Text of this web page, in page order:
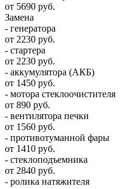
от 5690 руб.
Замена
- генератора
от 2230 руб.
- стартера
от 2230 руб.
- аккумулятора (АКБ)
от 1450 руб.
- мотора стеклоочистителя
от 890 руб.
- вентилятора печки
от 1560 руб.
- противотуманной фары
от 1410 руб.
- стеклоподъемника
от 2840 руб.
- ролика натяжителя